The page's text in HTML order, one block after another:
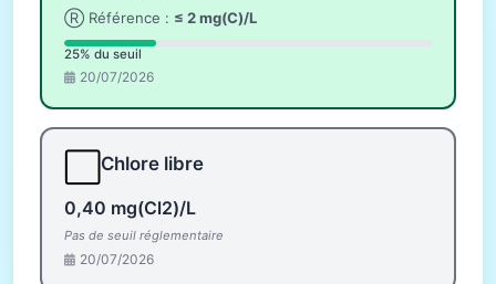
Ⓡ Référence : ≤ 2 mg(C)/L
25% du seuil
20/07/2026
Chlore libre
0,40 mg(Cl2)/L
Pas de seuil réglementaire
20/07/2026